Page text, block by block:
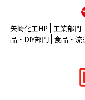
矢崎化工HP 工業部門
品・DIY部門 食品・流